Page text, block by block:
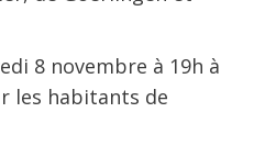
8 novembre à 19h à
les habitants de